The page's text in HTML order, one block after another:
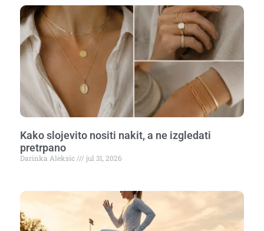
Kako slojevito nositi nakit, a ne izgledati
pretrpano
Darinka Aleksic jul 31, 2026